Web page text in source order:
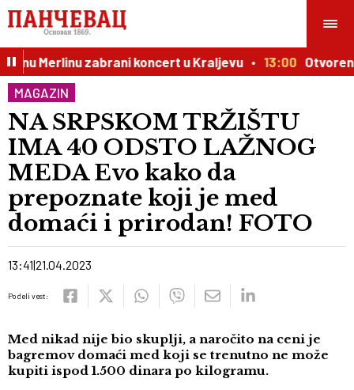
Merlinu zabrani koncert u Kraljevu 13:00 Otvoren
MAGAZIN
NA SRPSKOM TRŽIŠTU
IMA 40 ODSTO LAŽNOG
MEDA Evo kako da
prepoznate koji je med
domaći i prirodan! FOTO
13:41 21.04.2023
Podeli vest:
Med nikad nije bio skuplji, a naročito na ceni je
bagremov domaći med koji se trenutno ne može
kupiti ispod 1.500 dinara po kilogramu.